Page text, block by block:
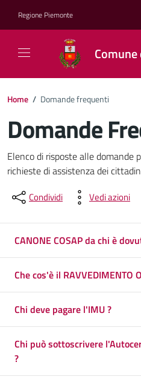
Regione Piemonte
Home / Domande frequenti
Domande
Dettagli del
Elenco di risposte alle domande
richieste di assistenza dei
Condividi Vedi azioni
CANONE COSAP da chi è
Che cos'è il RAVVEDIMENTO
Chi deve pagare l'IMU ?
Chi può sottoscrivere
?